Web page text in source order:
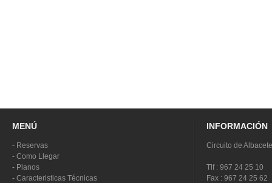
MENÚ
- Reservas
- Como Llegar
- Planos
- Caracteristicas Técnicas
INFORMACIÓN
Circuito de Albacete
Tlf : 967 24 25 10
Fax : 967 24 25 62